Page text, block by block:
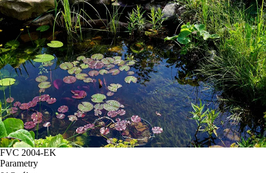
FVC 2004-EK
Parametry